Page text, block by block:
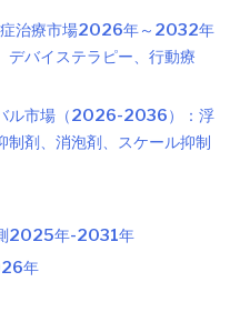
症治療市場2026年～2032年
デバイステラピー、行動療
ル市場（2026-2036）：浮
剤、消泡剤、スケール抑制
2025年-2031年
年